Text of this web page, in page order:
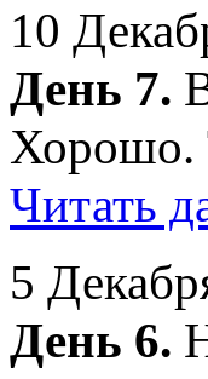
10
День 7.
Хорошо.
Читать
5
День 6.